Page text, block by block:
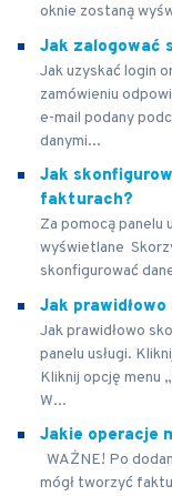
oknie zostaną
Jak zalogować
Jak uzyskać login
zamówieniu
e-mail podany
danymi...
Jak
fakturach?
Za pomocą panelu
wyświetlane
skonfigurować
Jak
Jak prawidłowo
panelu usługi.
Kliknij opcję menu
W...
Jakie operacje
WAŻNE! Po
mógł tworzyć